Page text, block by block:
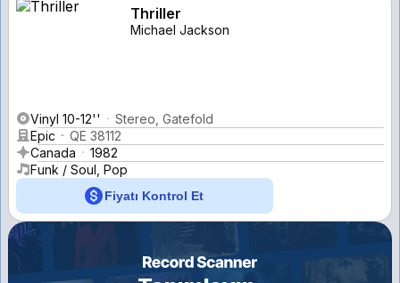
Thriller
Michael Jackson
Vinyl 10-12''
Stereo, Gatefold
Epic
QE 38112
Canada
1982
Funk / Soul, Pop
Fiyatı Kontrol Et